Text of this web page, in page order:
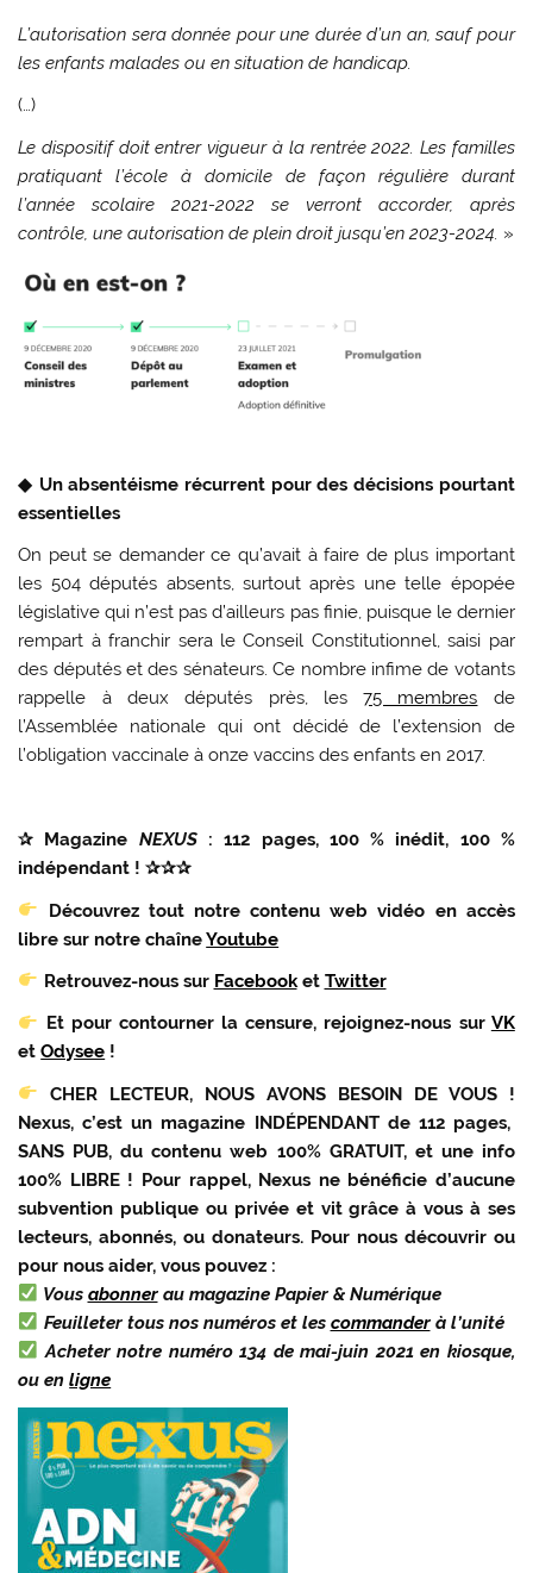
L’autorisation sera donnée pour une durée d’un an, sauf pour
les enfants malades ou en situation de handicap.
(…)
Le dispositif doit entrer vigueur à la rentrée 2022. Les familles
pratiquant l’école à domicile de façon régulière durant
l’année scolaire 2021-2022 se verront accorder, après
contrôle, une autorisation de plein droit jusqu’en 2023-2024. »
◆ Un absentéisme récurrent pour des décisions pourtant
essentielles
On peut se demander ce qu’avait à faire de plus important
les 504 députés absents, surtout après une telle épopée
législative qui n’est pas d’ailleurs pas finie, puisque le dernier
rempart à franchir sera le Conseil Constitutionnel, saisi par
des députés et des sénateurs. Ce nombre infime de votants
rappelle à deux députés près, les75 membres de
l’Assemblée nationale qui ont décidé de l’extension de
l’obligation vaccinale à onze vaccins des enfants en 2017.
✰ Magazine NEXUS: 112 pages, 100 % inédit, 100 %
indépendant ! ✰✰✰
Découvrez tout notre contenu web vidéo en accès
libre sur notre chaîneYoutube
Retrouvez-nous sur Facebooket Twitter
Et pour contourner la censure, rejoignez-nous sur VK
etOdysee !
CHER LECTEUR, NOUS AVONS BESOIN DE VOUS !
Nexus, c’est un magazine INDÉPENDANT de 112 pages,
SANS PUB, du contenu web 100% GRATUIT, et une info
100% LIBRE ! Pour rappel, Nexus ne bénéficie d’aucune
subvention publique ou privée et vit grâce à vous à ses
lecteurs, abonnés, ou donateurs. Pour nous découvrir ou
pour nous aider, vous pouvez :
Vous abonnerau magazine Papier & Numérique
Feuilleter tous nos numéros et les commanderà l’unité
Acheter notre numéro 134 de mai-juin 2021 en kiosque,
ou enligne